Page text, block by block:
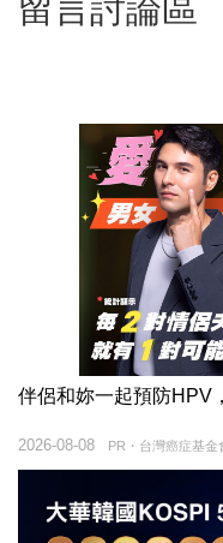
留言討論區
伴侶和妳一起預防HPV
PR・台灣癌症基金
2026-08-08